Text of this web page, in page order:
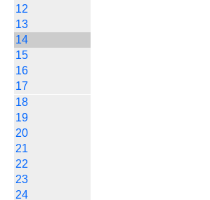
12
13
14
15
16
17
18
19
20
21
22
23
24